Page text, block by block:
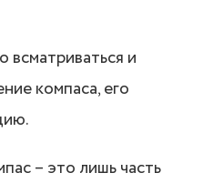
всматриваться и
компаса, его
– это лишь часть